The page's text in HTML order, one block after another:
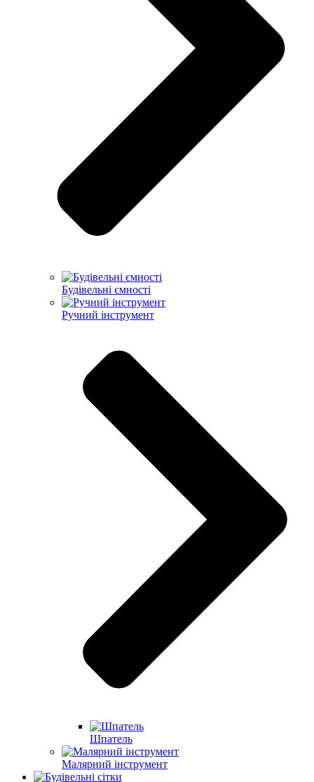
Будівельні ємності
Ручний інструмент
Шпатель
Малярний інструмент